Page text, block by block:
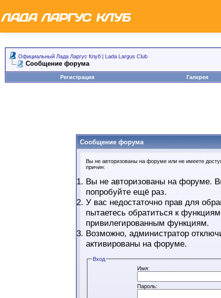
Официальный Лада Ларгус Клуб | Lada Largus Club
Сообщение форума
Регистрация Галерея
Сообщение форума
Вы не авторизованы на форуме или не имеете
причин:
Вы не авторизованы на форуме.
попробуйте ещё раз.
У вас недостаточно прав для
пытаетесь обратиться к
привилегированным функциям.
Возможно, администратор
активированы на форуме.
Вход
Имя:
Пароль: